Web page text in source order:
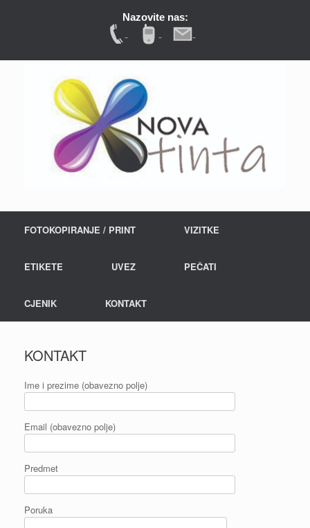
Nazovite nas:
FOTOKOPIRANJE / PRINT VIZITKE
ETIKETE UVEZ PEČATI
CJENIK KONTAKT
KONTAKT
Ime i prezime (obavezno polje)
Email (obavezno polje)
Predmet
Poruka